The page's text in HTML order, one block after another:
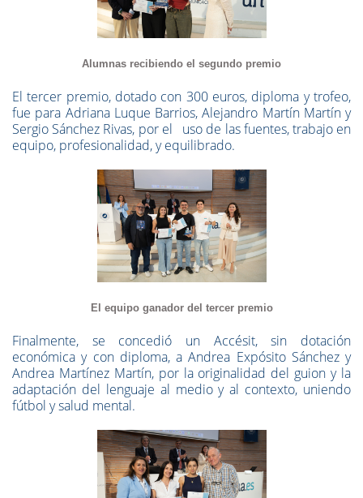
Alumnas recibiendo el segundo premio
El tercer premio, dotado con 300 euros, diploma y trofeo,
fue para Adriana Luque Barrios, Alejandro Martín Martín y
Sergio Sánchez Rivas, por el uso de las fuentes, trabajo en
equipo, profesionalidad, y equilibrado.
El equipo ganador del tercer premio
Finalmente, se concedió un Accésit, sin dotación
económica y con diploma, a Andrea Expósito Sánchez y
Andrea Martínez Martín, por la originalidad del guion y la
adaptación del lenguaje al medio y al contexto, uniendo
fútbol y salud mental.